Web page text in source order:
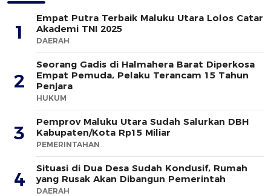
1
Empat Putra Terbaik Maluku Utara Lolos Catar
Akademi TNI 2025
DAERAH
2
Seorang Gadis di Halmahera Barat Diperkosa
Empat Pemuda, Pelaku Terancam 15 Tahun
Penjara
HUKUM
3
Pemprov Maluku Utara Sudah Salurkan DBH
Kabupaten/Kota Rp15 Miliar
PEMERINTAHAN
4
Situasi di Dua Desa Sudah Kondusif, Rumah
yang Rusak Akan Dibangun Pemerintah
DAERAH